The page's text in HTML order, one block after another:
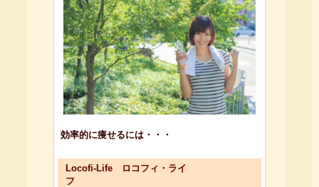
効率的に痩せるには・・・
Locofi-Life ロコフィ・ライ
フ